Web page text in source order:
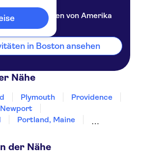
Staaten von Amerika
in Boston ansehen
Nähe
Plymouth
Providence
Newport
Portland, Maine
Bar Harbor
der Nähe